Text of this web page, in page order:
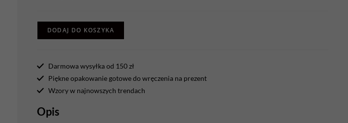
DODAJ DO KOSZYKA
Darmowa wysyłka od 150 zł
Piękne opakowanie gotowe do wręczenia na prezent
Wzory w najnowszych trendach
Opis